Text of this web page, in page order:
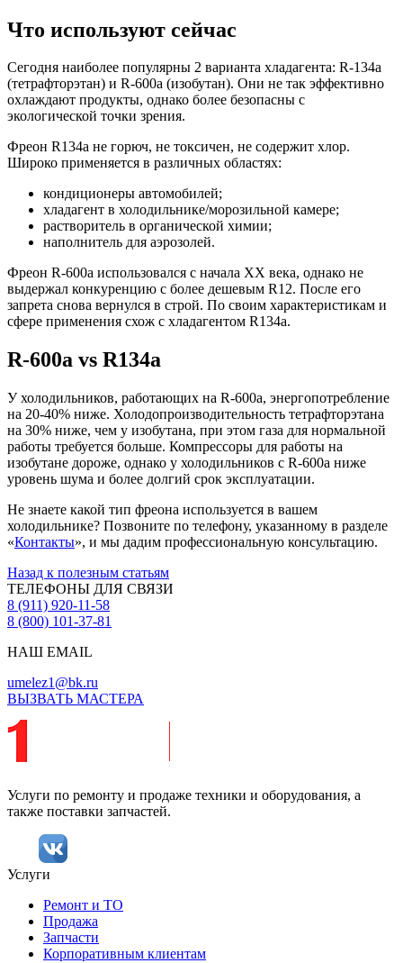
Что используют сейчас
Сегодня наиболее популярны 2 варианта хладагента: R-134a
(тетрафторэтан) и R-600a (изобутан). Они не так эффективно
охлаждают продукты, однако более безопасны с
экологической точки зрения.
Фреон R134a не горюч, не токсичен, не содержит хлор.
Широко применяется в различных областях:
кондиционеры автомобилей;
хладагент в холодильнике/морозильной камере;
растворитель в органической химии;
наполнитель для аэрозолей.
Фреон R-600a использовался с начала XX века, однако не
выдержал конкуренцию с более дешевым R12. После его
запрета снова вернулся в строй. По своим характеристикам и
сфере применения схож с хладагентом R134a.
R-600a vs R134a
У холодильников, работающих на R-600a, энергопотребление
на 20-40% ниже. Холодопроизводительность тетрафторэтана
на 30% ниже, чем у изобутана, при этом газа для нормальной
работы требуется больше. Компрессоры для работы на
изобутане дороже, однако у холодильников с R-600a ниже
уровень шума и более долгий срок эксплуатации.
Не знаете какой тип фреона используется в вашем
холодильнике? Позвоните по телефону, указанному в разделе
«Контакты», и мы дадим профессиональную консультацию.
Назад к полезным статьям
ТЕЛЕФОНЫ ДЛЯ СВЯЗИ
8 (911) 920-11-58
8 (800) 101-37-81
НАШ EMAIL
umelez1@bk.ru
ВЫЗВАТЬ МАСТЕРА
Услуги по ремонту и продаже техники и оборудования, а
также поставки запчастей.
Услуги
Ремонт и ТО
Продажа
Запчасти
Корпоративным клиентам